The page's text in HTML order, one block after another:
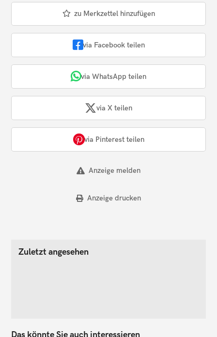
zu Merkzettel hinzufügen
via Facebook teilen
via WhatsApp teilen
via X teilen
via Pinterest teilen
Anzeige melden
Anzeige drucken
Zuletzt angesehen
Das könnte Sie auch interessieren